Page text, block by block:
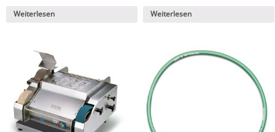
Weiterlesen
Weiterlesen